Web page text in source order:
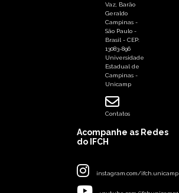
Vaz, Barão
Geraldo
Campinas -
São Paulo -
Brasil - CEP:
13083-896
Universidade
Estadual de
Campinas -
Unicamp
Contatos
Acompanhe as Redes
do IFCH
instagram.com/ifch.unicamp